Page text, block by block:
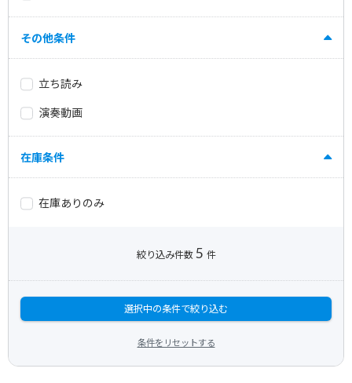
その他条件
立ち読み
演奏動画
在庫条件
在庫ありのみ
絞り込み件数5 件
選択中の条件で絞り込む
条件をリセットする